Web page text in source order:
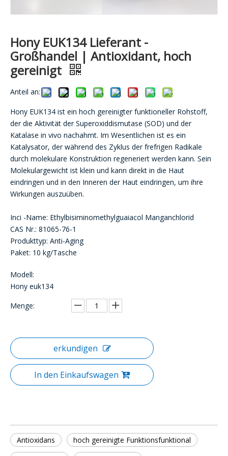
Hony EUK134 Lieferant -
Großhandel | Antioxidant, hoch
gereinigt
Anteil an:
Hony EUK134 ist ein hoch gereinigter funktioneller Rohstoff,
der die Aktivität der Superoxiddismutase (SOD) und der
Katalase in vivo nachahmt. Im Wesentlichen ist es ein
Katalysator, der während des Zyklus der frefrigen Radikale
durch molekulare Konstruktion regeneriert werden kann. Sein
Molekulargewicht ist klein und kann direkt in die Haut
eindringen und in den Inneren der Haut eindringen, um ihre
Wirkungen auszuüben.
Inci -Name: Ethylbisiminomethylguaiacol Manganchlorid
CAS Nr.: 81065-76-1
Produkttyp: Anti-Aging
Paket: 10 kg/Tasche
Modell:
Hony euk134
Menge:
erkundigen
In den Einkaufswagen
Antioxidans
hoch gereinigte Funktionsfunktional